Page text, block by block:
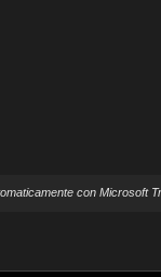
con Microsoft